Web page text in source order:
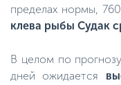
пределах нормы,
клева рыбы Судак
В целом по прогнозу
дней ожидается